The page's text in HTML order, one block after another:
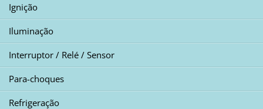
Ignição
Iluminação
Interruptor / Relé / Sensor
Para-choques
Refrigeração